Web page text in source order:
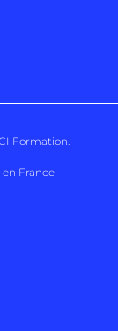
Formation.
France